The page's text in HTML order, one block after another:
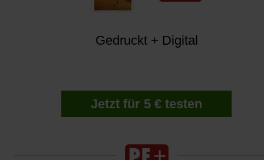
Gedruckt + Digital
Jetzt für 5 € testen